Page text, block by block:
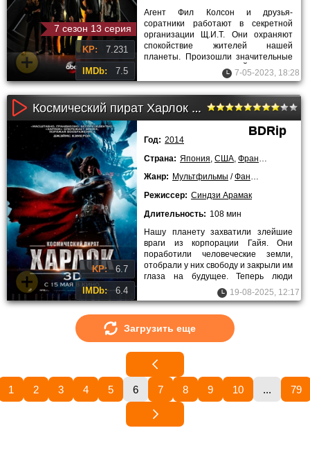
7 сезон 13 серия
KP: 7.231
IMDb: 7.5
Агент Фил Колсон и друзья-
соратники работают в секретной
организации Щ.И.Т. Они охраняют
спокойствие жителей нашей
планеты. Произошли значительные
перемены в жизни Нью-Йорка после
вторжения
7-05-2023, 18:28
Космический пират Харлок (2014)
KP: 6.7
IMDb: 6.4
BDRip
Год: 2014
Страна: Япония США Франция
Жанр: Мультфильмы /Фантастика
Режиссер: Синдзи Арамак
Длительность: 108 мин
Нашу планету захватили злейшие
враги из корпорации Гайя. Они
поработили человеческие земли,
отобрали у них свободу и закрыли им
глаза на будущее. Теперь люди
находятся в плену у неземных19-08-2025, 12:17
Загрузить еще
1 2 3 4 5 6 7 8 9 10 ... 79